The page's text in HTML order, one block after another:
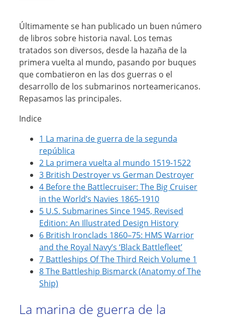
Últimamente se han publicado un buen número
de libros sobre historia naval. Los temas
tratados son diversos, desde la hazaña de la
primera vuelta al mundo, pasando por buques
que combatieron en las dos guerras o el
desarrollo de los submarinos norteamericanos.
Repasamos las principales.
Indice
1 La marina de guerra de la segunda
república
2 La primera vuelta al mundo 1519-1522
3 British Destroyer vs German Destroyer
4 Before the Battlecruiser: The Big Cruiser
in the World’s Navies 1865-1910
5 U.S. Submarines Since 1945, Revised
Edition: An Illustrated Design History
6 British Ironclads 1860–75: HMS Warrior
and the Royal Navy’s ‘Black Battlefleet’
7 Battleships Of The Third Reich Volume 1
8The Battleship Bismarck (Anatomy of The
Ship)
La marina de guerra de la